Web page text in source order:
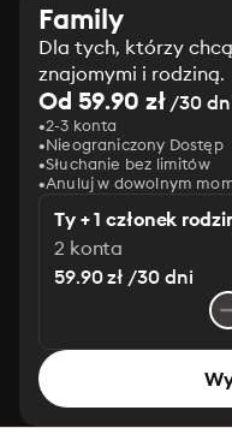
Family
Dla tych, którzy
znajomymi i rodziną.
Od 59.90 zł/30
2-3 konta
Nieograniczony Dostęp
Słuchanie bez limitów
Anuluj w dowolnym
Ty + 1 członek
2 konta
59.90 zł /30 dni